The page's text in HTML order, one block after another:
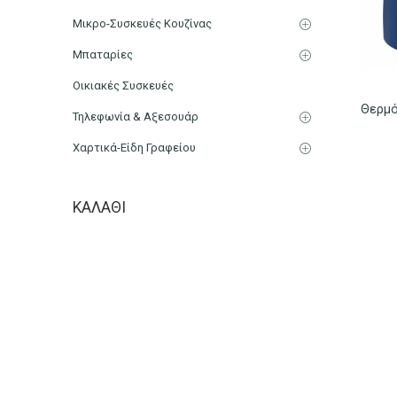
Μικρο-Συσκευές Κουζίνας
Μπαταρίες
Οικιακές Συσκευές
Τηλεφωνία & Αξεσουάρ
Χαρτικά-Είδη Γραφείου
ΚΑΛΆΘΙ